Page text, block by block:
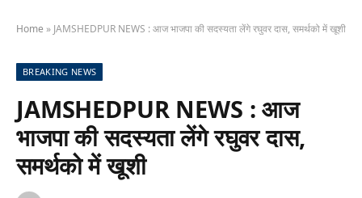
Home » JAMSHEDPUR NEWS : आज भाजपा की सदस्यता लेंगे रघुवर दास, समर्थको में खूशी
BREAKING NEWS
JAMSHEDPUR NEWS : आज
भाजपा की सदस्यता लेंगे रघुवर दास,
समर्थको में खूशी